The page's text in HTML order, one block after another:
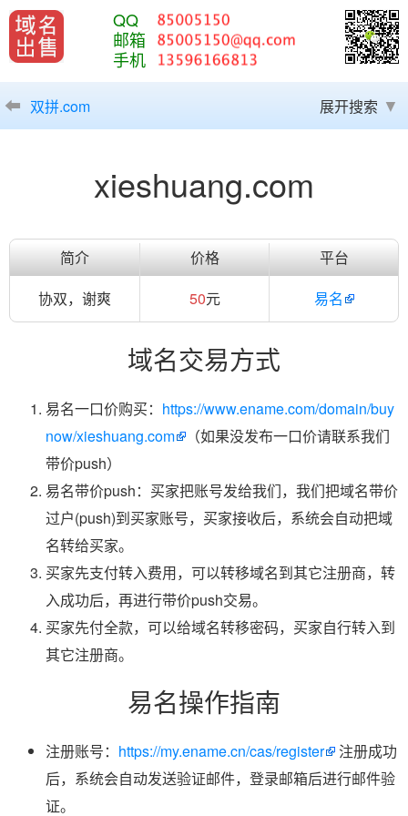
QQ
邮箱
手机
双拼.com 展开搜索
xieshuang.com
简介 价格
平台
协双，谢爽
50元 易名
域名交易方式
易名一口价购买： https://www.ename.com/domain/buy
now/xieshuang.com
（如果没发布一口价请联系我们
带价push）
易名带价push：买家把账号发给我们，我们把域名带价
过户(push)到买家账号，买家接收后，系统会自动把域
名转给买家。
买家先支付转入费用，可以转移域名到其它注册商，转
入成功后，再进行带价push交易。
买家先付全款，可以给域名转移密码，买家自行转入到
其它注册商。
易名操作指南
注册账号： https://my.ename.cn/cas/register
注册成功
后，系统会自动发送验证邮件，登录邮箱后进行邮件验
证。